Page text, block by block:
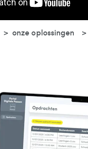
onze oplossingen